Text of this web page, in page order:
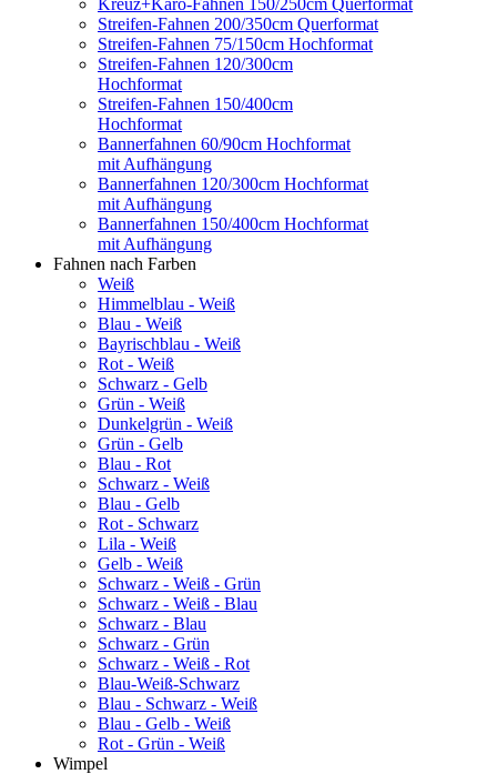
Kreuz+Karo-Fahnen 150/250cm Querformat
Streifen-Fahnen 200/350cm Querformat
Streifen-Fahnen 75/150cm Hochformat
Streifen-Fahnen 120/300cm
Hochformat
Streifen-Fahnen 150/400cm
Hochformat
Bannerfahnen 60/90cm Hochformat
mit Aufhängung
Bannerfahnen 120/300cm Hochformat
mit Aufhängung
Bannerfahnen 150/400cm Hochformat
mit Aufhängung
Fahnen nach Farben
Weiß
Himmelblau - Weiß
Blau - Weiß
Bayrischblau - Weiß
Rot - Weiß
Schwarz - Gelb
Grün - Weiß
Dunkelgrün - Weiß
Grün - Gelb
Blau - Rot
Schwarz - Weiß
Blau - Gelb
Rot - Schwarz
Lila - Weiß
Gelb - Weiß
Schwarz - Weiß - Grün
Schwarz - Weiß - Blau
Schwarz - Blau
Schwarz - Grün
Schwarz - Weiß - Rot
Blau-Weiß-Schwarz
Blau - Schwarz - Weiß
Blau - Gelb - Weiß
Rot - Grün - Weiß
Wimpel